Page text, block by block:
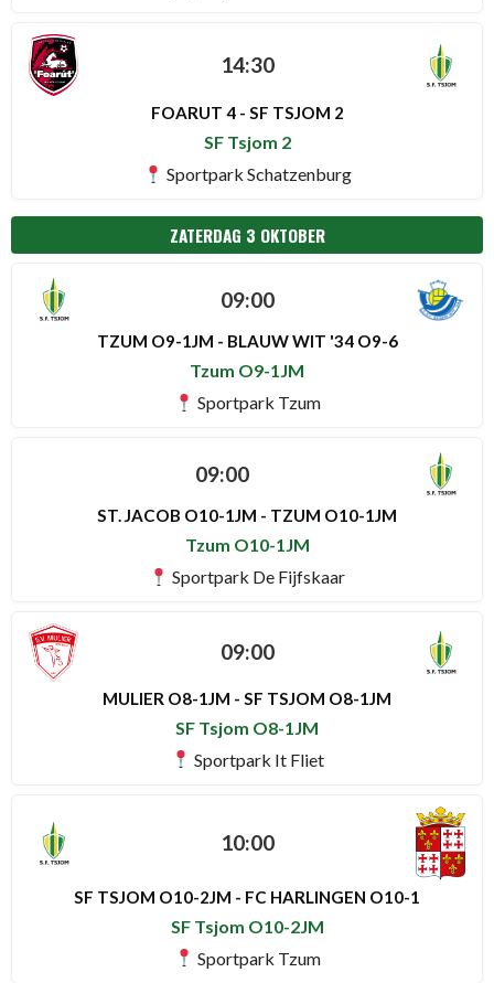
14:30
FOARUT 4 - SF TSJOM 2
SF Tsjom 2
Sportpark Schatzenburg
ZATERDAG 3 OKTOBER
09:00
TZUM O9-1JM - BLAUW WIT '34 O9-6
Tzum O9-1JM
Sportpark Tzum
09:00
ST. JACOB O10-1JM - TZUM O10-1JM
Tzum O10-1JM
Sportpark De Fijfskaar
09:00
MULIER O8-1JM - SF TSJOM O8-1JM
SF Tsjom O8-1JM
Sportpark It Fliet
10:00
SF TSJOM O10-2JM - FC HARLINGEN O10-1
SF Tsjom O10-2JM
Sportpark Tzum